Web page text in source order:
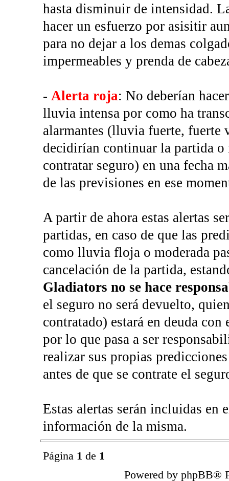
hasta disminuir de intensidad.
hacer un esfuerzo por asisitir
para no dejar a los demas
impermeables y prenda de
- Alerta roja: No deberían
lluvia intensa por como ha
alarmantes (lluvia fuerte, fuerte
decidirían continuar la partida
contratar seguro) en una fecha
de las previsiones en ese
A partir de ahora estas alertas
partidas, en caso de que las
como lluvia floja o moderada
cancelación de la partida,
Gladiators no se hace
el seguro no será devuelto,
contratado) estará en deuda
por lo que pasa a ser
realizar sus propias
antes de que se contrate el
Estas alertas serán incluidas en
información de la misma.
Página 1 de 1
Powered by phpBB®